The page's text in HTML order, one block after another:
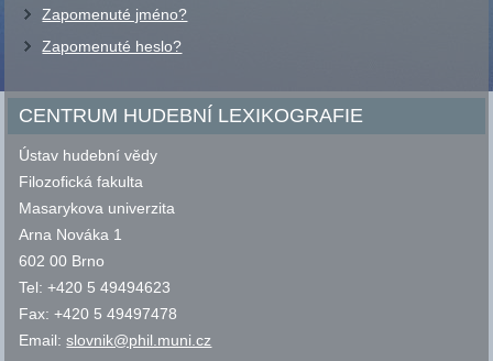
Zapomenuté jméno?
Zapomenuté heslo?
CENTRUM HUDEBNÍ LEXIKOGRAFIE
Ústav hudební vědy
Filozofická fakulta
Masarykova univerzita
Arna Nováka 1
602 00 Brno
Tel: +420 5 49494623
Fax: +420 5 49497478
Email:slovnik@phil.muni.cz